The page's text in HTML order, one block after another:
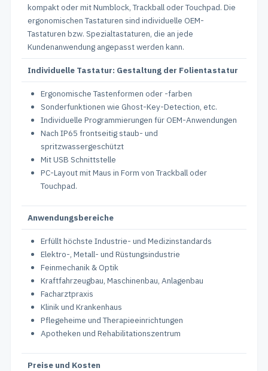
kompakt oder mit Numblock, Trackball oder Touchpad. Die
ergonomischen Tastaturen sind individuelle OEM-
Tastaturen bzw. Spezialtastaturen, die an jede
Kundenanwendung angepasst werden kann.
Individuelle Tastatur: Gestaltung der Folientastatur
Ergonomische Tastenformen oder -farben
Sonderfunktionen wie Ghost-Key-Detection, etc.
Individuelle Programmierungen für OEM-Anwendungen
Nach IP65 frontseitig staub- und
spritzwassergeschützt
Mit USB Schnittstelle
PC-Layout mit Maus in Form von Trackball oder
Touchpad.
Anwendungsbereiche
Erfüllt höchste Industrie- und Medizinstandards
Elektro-, Metall- und Rüstungsindustrie
Feinmechanik & Optik
Kraftfahrzeugbau, Maschinenbau, Anlagenbau
Facharztpraxis
Klinik und Krankenhaus
Pflegeheime und Therapieeinrichtungen
Apotheken und Rehabilitationszentrum
Preise und Kosten